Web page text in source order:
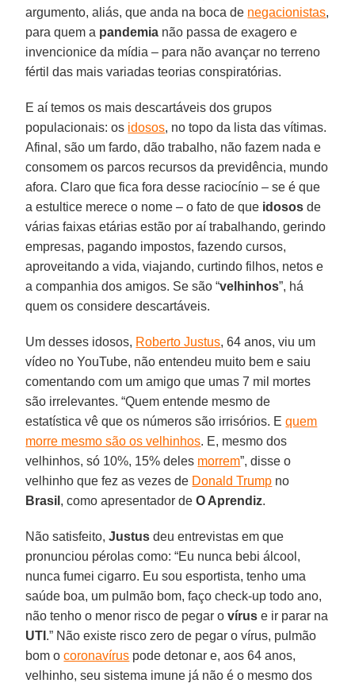
argumento, aliás, que anda na boca de negacionistas,
para quem a pandemia não passa de exagero e
invencionice da mídia – para não avançar no terreno
fértil das mais variadas teorias conspiratórias.
E aí temos os mais descartáveis dos grupos
populacionais: os idosos, no topo da lista das vítimas.
Afinal, são um fardo, dão trabalho, não fazem nada e
consomem os parcos recursos da previdência, mundo
afora. Claro que fica fora desse raciocínio – se é que
a estultice merece o nome – o fato de que idosos de
várias faixas etárias estão por aí trabalhando, gerindo
empresas, pagando impostos, fazendo cursos,
aproveitando a vida, viajando, curtindo filhos, netos e
a companhia dos amigos. Se são “velhinhos”, há
quem os considere descartáveis.
Um desses idosos, Roberto Justus, 64 anos, viu um
vídeo no YouTube, não entendeu muito bem e saiu
comentando com um amigo que umas 7 mil mortes
são irrelevantes. “Quem entende mesmo de
estatística vê que os números são irrisórios. Equem
morre mesmo são os velhinhos. E, mesmo dos
velhinhos, só 10%, 15% deles morrem”, disse o
velhinho que fez as vezes de Donald Trump no
Brasil , como apresentador deO Aprendiz.
Não satisfeito,Justus deu entrevistas em que
pronunciou pérolas como: “Eu nunca bebi álcool,
nunca fumei cigarro. Eu sou esportista, tenho uma
saúde boa, um pulmão bom, faço check-up todo ano,
não tenho o menor risco de pegar ovírus e ir parar na
UTI .” Não existe risco zero de pegar o vírus, pulmão
bom ocoronavírus pode detonar e, aos 64 anos,
velhinho, seu sistema imune já não é o mesmo dos